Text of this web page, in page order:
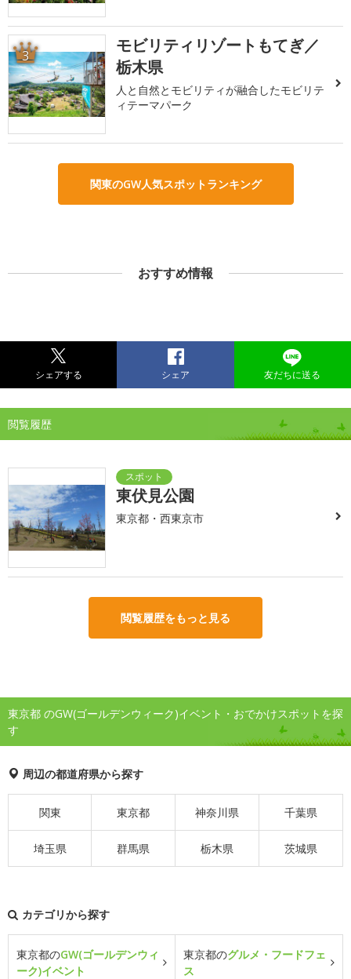
3
モビリティリゾートもてぎ／
栃木県
人と自然とモビリティが融合したモビリテ
ィテーマパーク
関東のGW人気スポットランキング
おすすめ情報
シェアする シェア 友だちに送る
閲覧履歴
東伏見公園
東京都・西東京市
閲覧履歴をもっと見る
東京都 のGW(ゴールデンウィーク)イベント・おでかけスポットを探
す
周辺の都道府県から探す
関東 東京都 神奈川県 千葉県
埼玉県 群馬県 栃木県 茨城県
カテゴリから探す
東京都のGW(ゴールデンウィ
ーク)イベント
東京都のグルメ・フードフェ
ス